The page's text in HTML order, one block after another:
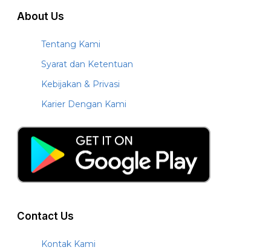
About Us
Tentang Kami
Syarat dan Ketentuan
Kebijakan & Privasi
Karier Dengan Kami
Contact Us
Kontak Kami